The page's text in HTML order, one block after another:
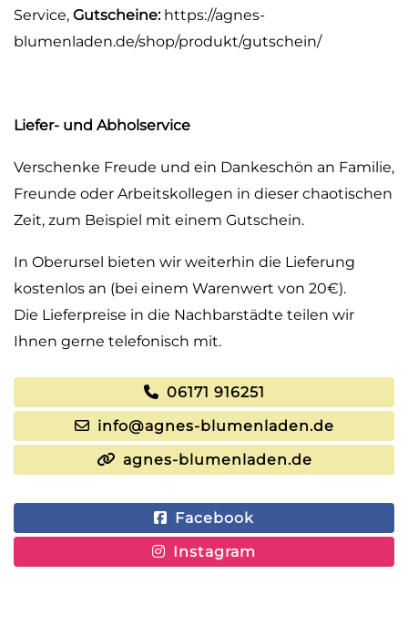
Service, Gutscheine: https://agnes-
blumenladen.de/shop/produkt/gutschein/
Liefer- und Abholservice
Verschenke Freude und ein Dankeschön an Familie,
Freunde oder Arbeitskollegen in dieser chaotischen
Zeit, zum Beispiel mit einem Gutschein.
In Oberursel bieten wir weiterhin die Lieferung
kostenlos an (bei einem Warenwert von 20€).
Die Lieferpreise in die Nachbarstädte teilen wir
Ihnen gerne telefonisch mit.
06171 916251
info@agnes-blumenladen.de
agnes-blumenladen.de
Facebook
Instagram